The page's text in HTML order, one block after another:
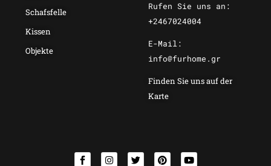
Schafsfelle
Kissen
Objekte
Rufen Sie uns an:
+2467024004
E-Mail:
info@furhome.gr
Finden Sie uns auf der
Karte